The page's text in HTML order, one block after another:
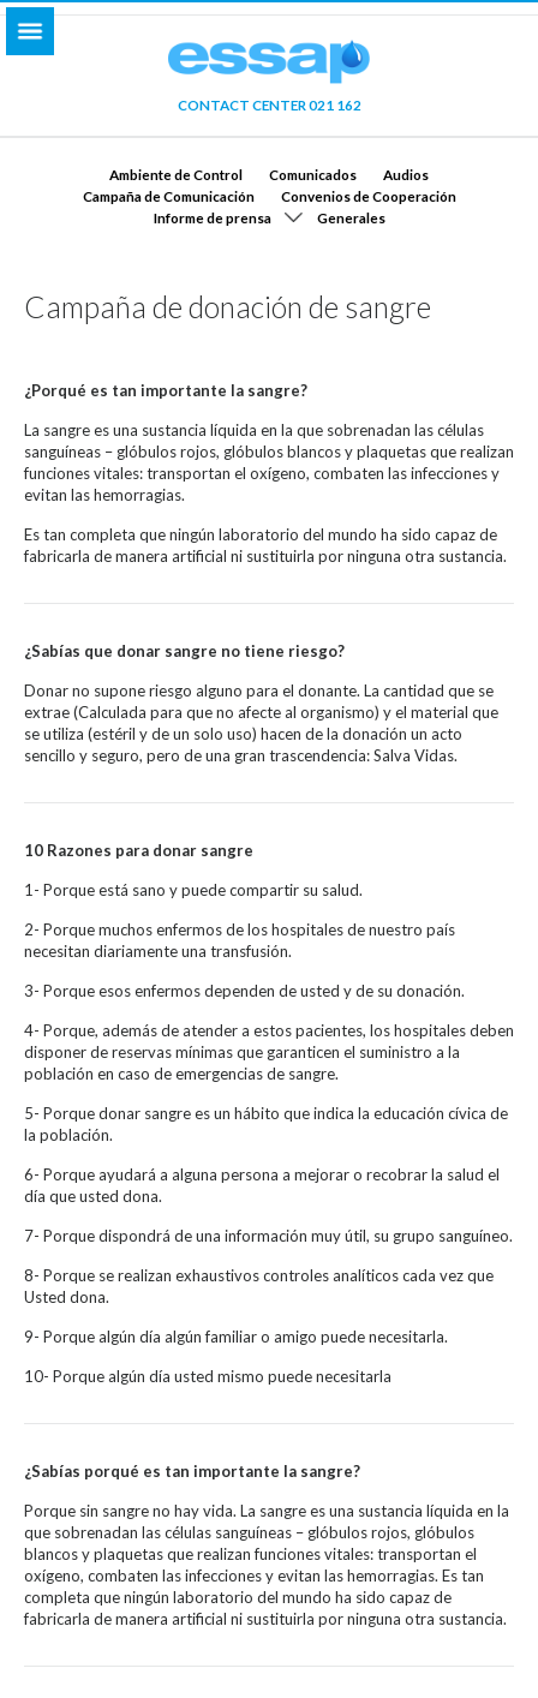
CONTACT CENTER 021 162
Ambiente de Control Comunicados
Audios
Campaña de Comunicación
Convenios de Cooperación
Informe de prensa
Generales
Campaña de donación de sangre
¿Porqué es tan importante la sangre?
La sangre es una sustancia líquida en la que sobrenadan las células
sanguíneas – glóbulos rojos, glóbulos blancos y plaquetas que realizan
funciones vitales: transportan el oxígeno, combaten las infecciones y
evitan las hemorragias.
Es tan completa que ningún laboratorio del mundo ha sido capaz de
fabricarla de manera artificial ni sustituirla por ninguna otra sustancia.
¿Sabías que donar sangre no tiene riesgo?
Donar no supone riesgo alguno para el donante. La cantidad que se
extrae (Calculada para que no afecte al organismo) y el material que
se utiliza (estéril y de un solo uso) hacen de la donación un acto
sencillo y seguro, pero de una gran trascendencia: Salva Vidas.
10 Razones para donar sangre
1- Porque está sano y puede compartir su salud.
2- Porque muchos enfermos de los hospitales de nuestro país
necesitan diariamente una transfusión.
3- Porque esos enfermos dependen de usted y de su donación.
4- Porque, además de atender a estos pacientes, los hospitales deben
disponer de reservas mínimas que garanticen el suministro a la
población en caso de emergencias de sangre.
5- Porque donar sangre es un hábito que indica la educación cívica de
la población.
6- Porque ayudará a alguna persona a mejorar o recobrar la salud el
día que usted dona.
7- Porque dispondrá de una información muy útil, su grupo sanguíneo.
8- Porque se realizan exhaustivos controles analíticos cada vez que
Usted dona.
9- Porque algún día algún familiar o amigo puede necesitarla.
10- Porque algún día usted mismo puede necesitarla
¿Sabías porqué es tan importante la sangre?
Porque sin sangre no hay vida. La sangre es una sustancia líquida en la
que sobrenadan las células sanguíneas – glóbulos rojos, glóbulos
blancos y plaquetas que realizan funciones vitales: transportan el
oxígeno, combaten las infecciones y evitan las hemorragias. Es tan
completa que ningún laboratorio del mundo ha sido capaz de
fabricarla de manera artificial ni sustituirla por ninguna otra sustancia.